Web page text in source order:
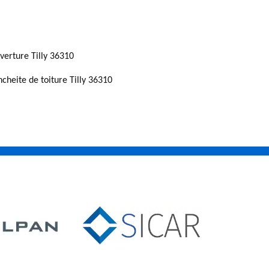
Tilly 36310
de toiture Tilly 36310